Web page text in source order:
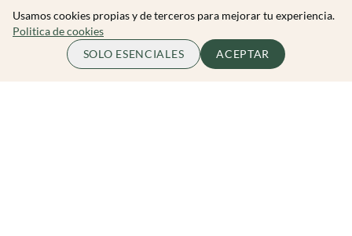
45.00 EUR ME APUNTO
Usamos cookies propias y de terceros para mejorar tu experiencia.
Politica de cookies
SOLO ESENCIALES
ACEPTAR